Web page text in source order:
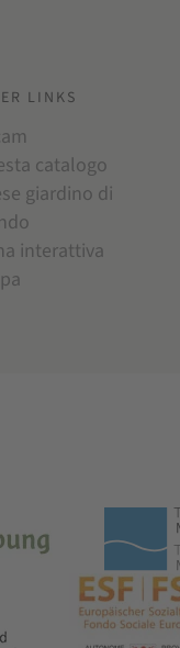
LINKS
catalogo
giardino di
interattiva